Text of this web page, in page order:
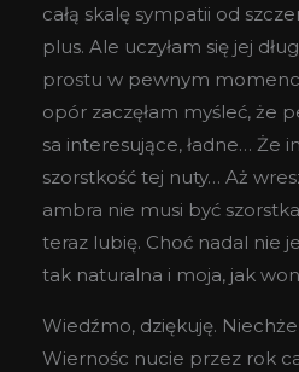
całą skalę sympatii od
plus. Ale uczyłam się jej
prostu w pewnym
opór zaczęłam myśleć, że
sa interesujące, ładne… Że
szorstkość tej nuty… Aż
ambra nie musi być
teraz lubię. Choć nadal nie
tak naturalna i moja, jak
Wiedźmo, dziękuję.
Wiernośc nucie przez rok